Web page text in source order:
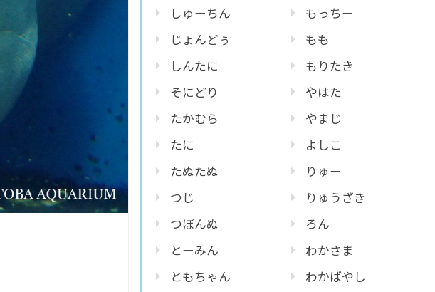
しゅーちん
じょんどぅ
しんたに
そにどり
たかむら
たに
たぬたぬ
つじ
つぼんぬ
とーみん
ともちゃん
もっちー
もも
もりたき
やはた
やまじ
よしこ
りゅー
りゅうざき
ろん
わかさま
わかばやし